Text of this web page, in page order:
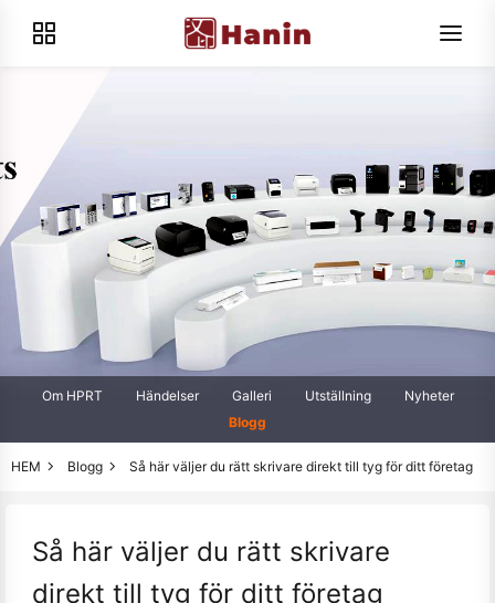
Om HPRT Händelser Galleri Utställning
Nyheter
Blogg
HEM Blogg Så här väljer du rätt skrivare direkt till tyg för ditt företag
Så här väljer du rätt skrivare
direkt till tyg för ditt företag